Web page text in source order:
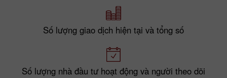
Số lượng giao dịch hiện tại và tổng số
Số lượng nhà đầu tư hoạt động và người theo dõi